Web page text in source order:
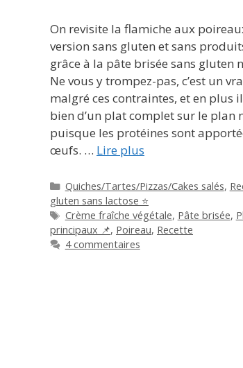
On revisite la flamiche aux
version sans gluten et sans
grâce à la pâte brisée sans gluten
Ne vous y trompez-pas, c’est un
malgré ces contraintes, et en plus il
bien d’un plat complet sur le plan
puisque les protéines sont
œufs. … Lire plus
Catégories
Quiches/Tartes/Pizzas/Cakes salés,
gluten sans lactose ⭐
Étiquettes
Crème fraîche végétale, Pâte brisée,
principaux 📌, Poireau, Recette
4 commentaires